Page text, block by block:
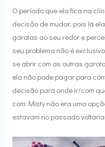
O período que ela fica na
decisão de mudar, pois lá
garotas ao seu redor e
seu problema não é
se abrir com as outras
ela não pode pagar para
decisão para onde ir/com
com Misty não era uma
estavam no passado